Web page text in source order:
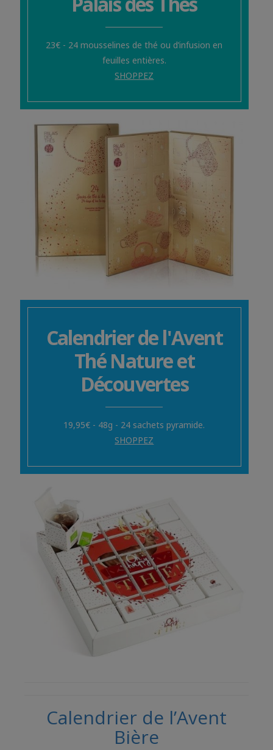
23€ - 24 mousselines de thé ou d’infusion en
feuilles entières.
SHOPPEZ
Calendrier de l'Avent
Thé Nature et
Découvertes
19,95€ - 48g - 24 sachets pyramide.
SHOPPEZ
Calendrier de l’Avent
Bière